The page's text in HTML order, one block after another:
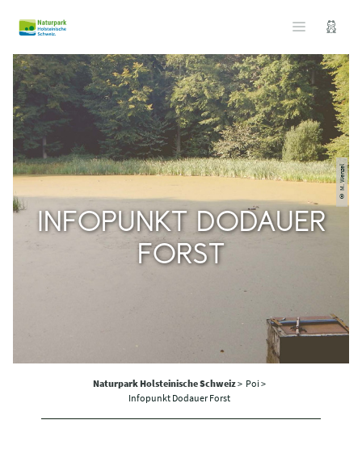
© M. Wenzel
INFOPUNKT DODAUER
FORST
Naturpark Holsteinische Schweiz> Poi >
Infopunkt Dodauer Forst